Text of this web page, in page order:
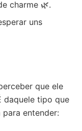
charme 🌿.
uns
que ele
daquele tipo que
entender: